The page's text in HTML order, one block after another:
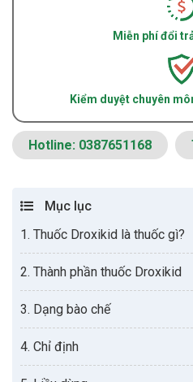
Miễn phí đổi
Kiểm duyệt chuyên
Hotline: 0387651168
Mục lục
1. Thuốc Droxikid là thuốc gì?
2. Thành phần thuốc Droxikid
3. Dạng bào chế
4. Chỉ định